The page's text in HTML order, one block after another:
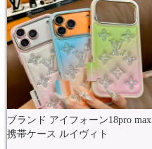
ブランド アイフォーン18pro max
携帯ケース ルイヴィト